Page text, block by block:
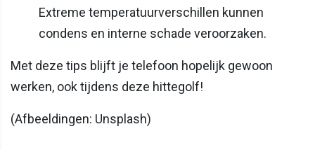
Extreme temperatuurverschillen kunnen
condens en interne schade veroorzaken.
Met deze tips blijft je telefoon hopelijk gewoon
werken, ook tijdens deze hittegolf!
(Afbeeldingen: Unsplash)